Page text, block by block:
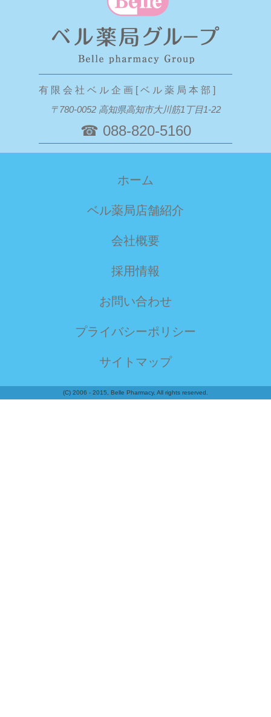
有 限 会 社 ベ ル 企 画 [ ベ ル 薬 局 本 部 ]
〒780-0052 高知県高知市大川筋1丁目1-22
☎ 088-820-5160
ホーム
ベル薬局店舗紹介
会社概要
採用情報
お問い合わせ
プライバシーポリシー
サイトマップ
(C) 2006 - 2015, Belle Pharmacy, All rights reserved.